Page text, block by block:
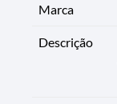
Marca
Descrição